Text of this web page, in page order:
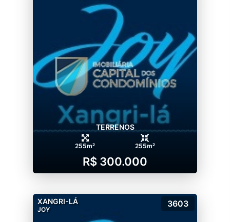
TERRENOS
255m² 255m²
R$ 300.000
XANGRI-LÁ
JOY
3603